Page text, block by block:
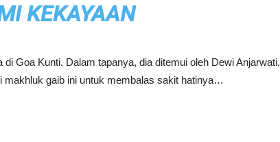
KEKAYAAN
Goa Kunti. Dalam tapanya, dia ditemui oleh Dewi Anjarwati,
makhluk gaib ini untuk membalas sakit hatinya…